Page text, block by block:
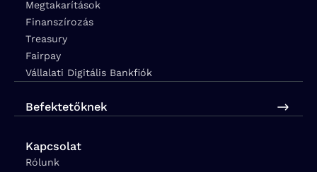
Megtakarítások
Finanszírozás
Treasury
Fairpay
Vállalati Digitális Bankfiók
Befektetőknek
Kapcsolat
Rólunk